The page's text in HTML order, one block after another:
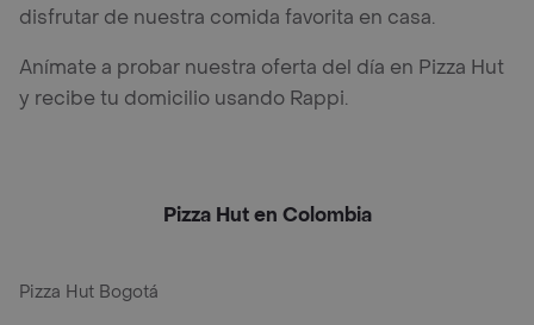
disfrutar de nuestra comida favorita en casa.
Anímate a probar nuestra oferta del día en Pizza Hut
y recibe tu domicilio usando Rappi.
Pizza Hut en Colombia
Pizza Hut Bogotá